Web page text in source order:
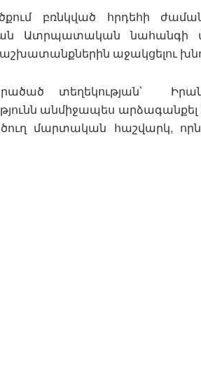
բռնկված հրդեհի
Ատրպատական նահանգի
աջակցելու
տեղեկության՝
անմիջապես արձագանքել
մարտական հաշվարկ,